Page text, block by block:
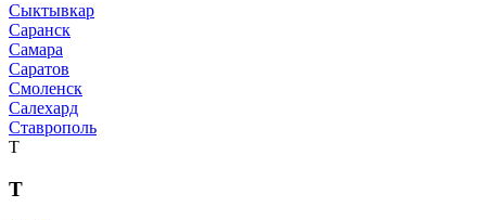
Сыктывкар
Саранск
Самара
Саратов
Смоленск
Салехард
Ставрополь
Т
Т